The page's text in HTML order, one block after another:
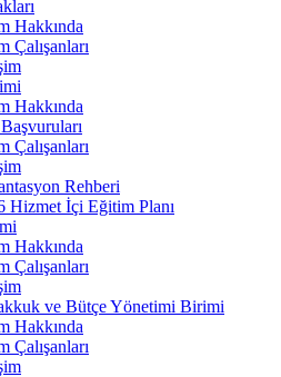
Hakkında
Çalışanları
Hakkında
Çalışanları
Rehberi
Hizmet İçi Eğitim Planı
Hakkında
Çalışanları
ve Bütçe Yönetimi Birimi
Hakkında
Çalışanları